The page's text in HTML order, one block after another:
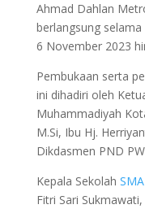
Ahmad Dahlan
berlangsung
6 November 2023
Pembukaan serta
ini dihadiri oleh
Muhammadiyah
M.Si, Ibu Hj.
Dikdasmen PND
Kepala Sekolah
Fitri Sari